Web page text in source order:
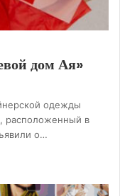
дом Ая»
одежды
расположенный в
о…